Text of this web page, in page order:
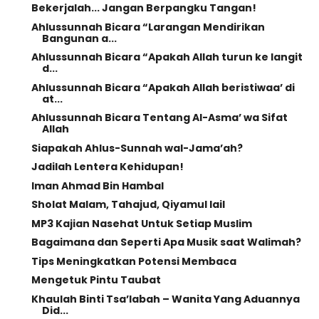
Bekerjalah... Jangan Berpangku Tangan!
Ahlussunnah Bicara “Larangan Mendirikan
Bangunan a...
Ahlussunnah Bicara “Apakah Allah turun ke langit
d...
Ahlussunnah Bicara “Apakah Allah beristiwaa’ di
at...
Ahlussunnah Bicara Tentang Al-Asma’ wa Sifat
Allah
Siapakah Ahlus-Sunnah wal-Jama’ah?
Jadilah Lentera Kehidupan!
Iman Ahmad Bin Hambal
Sholat Malam, Tahajud, Qiyamul lail
MP3 Kajian Nasehat Untuk Setiap Muslim
Bagaimana dan Seperti Apa Musik saat Walimah?
Tips Meningkatkan Potensi Membaca
Mengetuk Pintu Taubat
Khaulah Binti Tsa’labah – Wanita Yang Aduannya
Did...